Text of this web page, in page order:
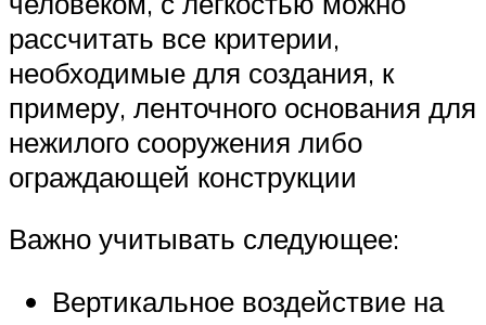
рассчитать все критерии,
необходимые для создания, к
примеру, ленточного основания для
нежилого сооружения либо
ограждающей конструкции
Важно учитывать следующее:
Вертикальное воздействие на